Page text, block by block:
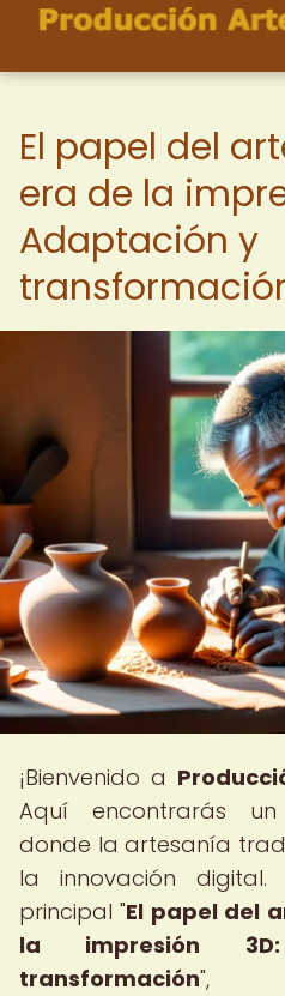
El papel del
era de la
Adaptación y
¡Bienvenido a
Aquí encontrarás
donde la artesanía
la innovación digital.
principal "El papel del
la impresión
transformación",